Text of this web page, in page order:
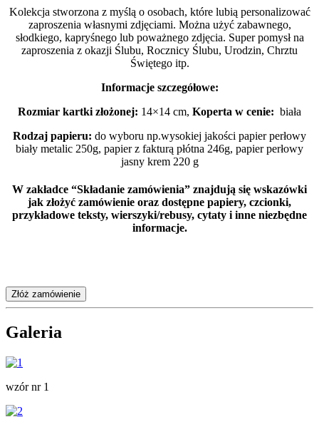
Kolekcja stworzona z myślą o osobach, które lubią personalizować
zaproszenia własnymi zdjęciami. Można użyć zabawnego,
słodkiego, kapryśnego lub poważnego zdjęcia. Super pomysł na
zaproszenia z okazji Ślubu, Rocznicy Ślubu, Urodzin, Chrztu
Świętego itp.
Informacje szczegółowe:
Rozmiar kartki złożonej: 14×14 cm, Koperta w cenie: biała
Rodzaj papieru: do wyboru np.wysokiej jakości papier perłowy
biały metalic 250g, papier z fakturą płótna 246g, papier perłowy
jasny krem 220 g
W zakładce “Składanie zamówienia” znajdują się wskazówki
jak złożyć zamówienie oraz dostępne papiery, czcionki,
przykładowe teksty, wierszyki/rebusy, cytaty i inne niezbędne
informacje.
Złóż zamówienie
Galeria
wzór nr 1